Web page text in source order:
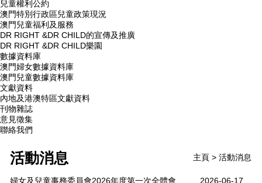
兒童權利公約
澳門特別行政區兒童政策現況
澳門兒童福利及服務
DR RIGHT &DR CHILD的宣傳及推廣
DR RIGHT &DR CHILD樂園
數據資料庫
澳門婦女數據資料庫
澳門兒童數據資料庫
文獻資料
內地及港澳特區文獻資料
刊物雜誌
意見徵集
聯絡我們
活動消息 主頁 > 活動消息
婦女及兒童事務委員會2026年度第一次全體會 2026-06-17